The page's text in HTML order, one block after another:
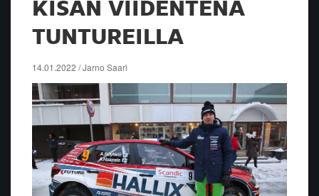
KISAN VIIDENTENÄ
TUNTUREILLA
14.01.2022 / Jarno Saari